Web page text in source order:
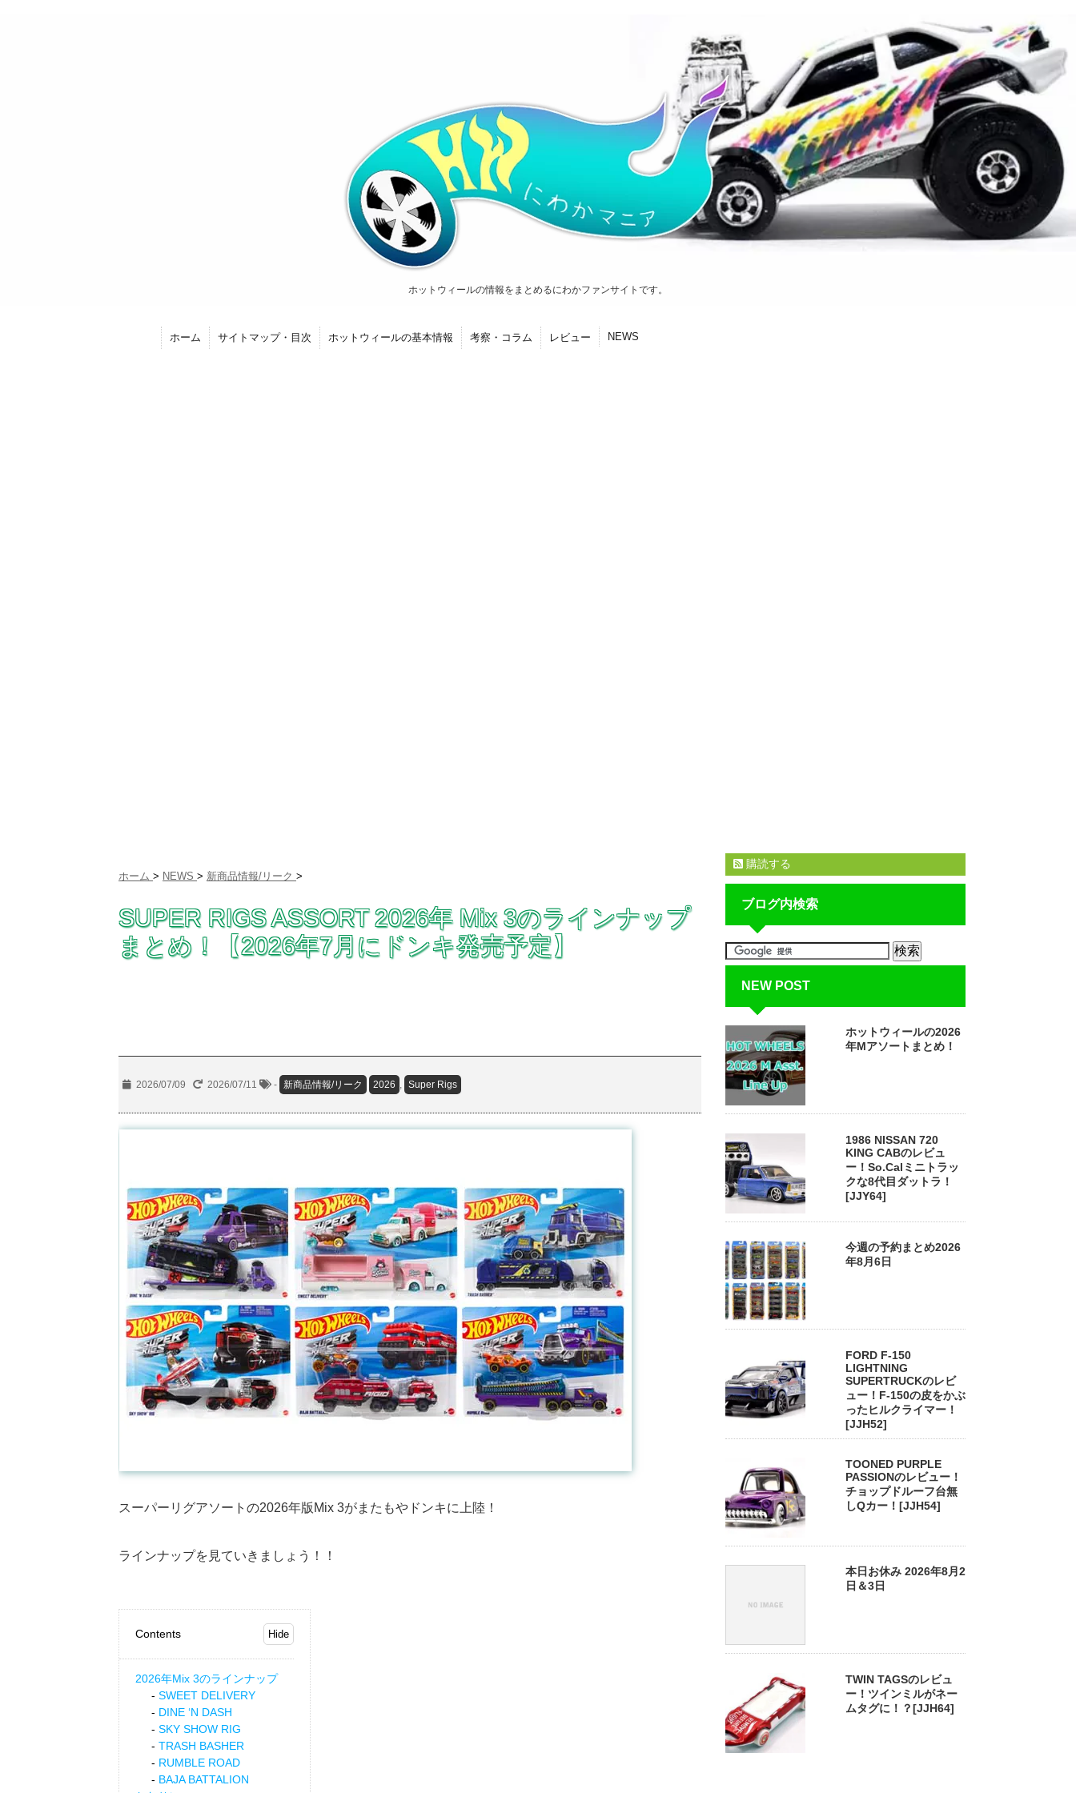
ホットウィールの情報をまとめるにわかファンサイトです。
ホーム サイトマップ・目次 ホットウィールの基本情報 考察・コラム レビュー NEWS
ホーム > NEWS > 新商品情報/リーク >
SUPER RIGS ASSORT 2026年 Mix 3のラインナップ
まとめ！【2026年7月にドンキ発売予定】
2026/07/09 2026/07/11 - 新商品情報/リーク 2026 , Super Rigs
スーパーリグアソートの2026年版Mix 3がまたもやドンキに上陸！
ラインナップを見ていきましょう！！
Contents
2026年Mix 3のラインナップ
SWEET DELIVERY
DINE ‘N DASH
SKY SHOW RIG
TRASH BASHER
RUMBLE ROAD
BAJA BATTALION
購読する
ブログ内検索
NEW POST
ホットウィールの2026
年Mアソートまとめ！
1986 NISSAN 720
KING CABのレビュ
ー！So.Calミニトラッ
クな8代目ダットラ！
[JJY64]
今週の予約まとめ2026
年8月6日
FORD F-150
LIGHTNING
SUPERTRUCKのレビ
ュー！F-150の皮をかぶ
ったヒルクライマー！
[JJH52]
TOONED PURPLE
PASSIONのレビュー！
チョップドルーフ台無
しQカー！[JJH54]
本日お休み 2026年8月2
日＆3日
TWIN TAGSのレビュ
ー！ツインミルがネー
ムタグに！？[JJH64]